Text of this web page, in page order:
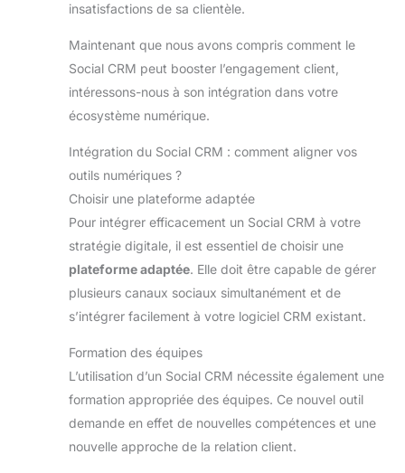
insatisfactions de sa clientèle.
Maintenant que nous avons compris comment le
Social CRM peut booster l’engagement client,
intéressons-nous à son intégration dans votre
écosystème numérique.
Intégration du Social CRM : comment aligner vos
outils numériques ?
Choisir une plateforme adaptée
Pour intégrer efficacement un Social CRM à votre
stratégie digitale, il est essentiel de choisir une
plateforme adaptée. Elle doit être capable de gérer
plusieurs canaux sociaux simultanément et de
s’intégrer facilement à votre logiciel CRM existant.
Formation des équipes
L’utilisation d’un Social CRM nécessite également une
formation appropriée des équipes. Ce nouvel outil
demande en effet de nouvelles compétences et une
nouvelle approche de la relation client.